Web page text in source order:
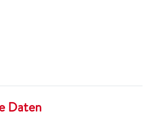
Daten